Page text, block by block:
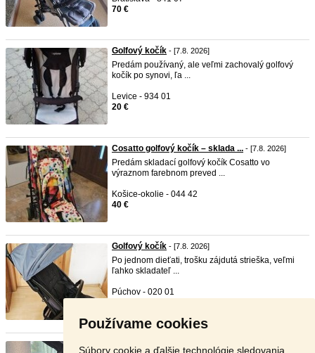
Používame cookies
Súbory cookie a ďalšie technológie sledovania
70 €
Golfový kočík - [7.8. 2026]
Predám používaný, ale veľmi zachovalý golfový
kočík po synovi, ľa ...
Levice - 934 01
20 €
Cosatto golfový kočík – sklada ... - [7.8. 2026]
Predám skladací golfový kočík Cosatto vo
výraznom farebnom preved ...
Košice-okolie - 044 42
40 €
Golfový kočík - [7.8. 2026]
Po jednom dieťati, trošku zájdutá strieška, veľmi
ľahko skladateľ ...
Púchov - 020 01